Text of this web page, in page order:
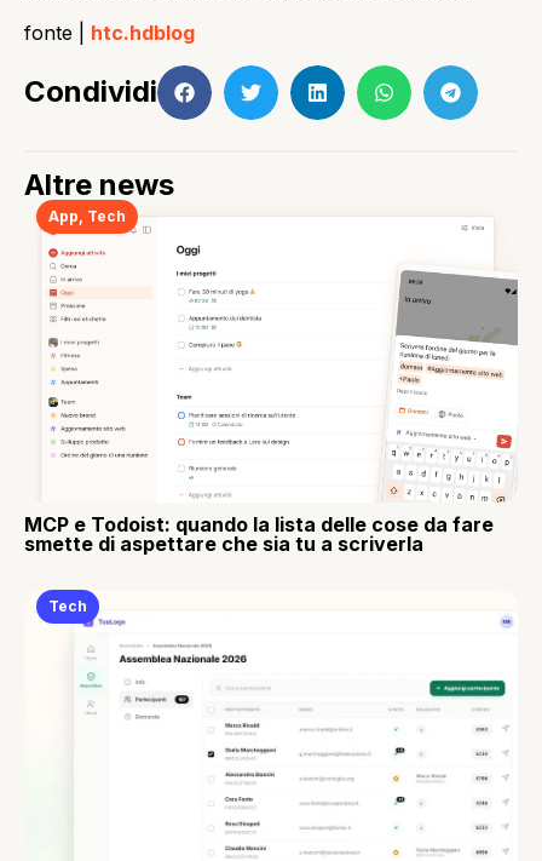
fonte | htc.hdblog
Condividi
Altre news
App Tech
MCP e Todoist: quando la lista delle cose da fare
smette di aspettare che sia tu a scriverla
Tech